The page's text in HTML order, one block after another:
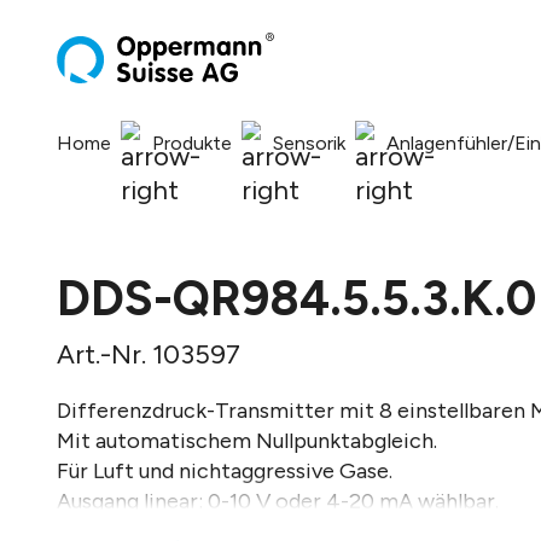
Home Produkte Sensorik Anlagenfühler/
DDS-QR984.5.5.3.K.0
Art.-Nr. 103597
Differenzdruck-Transmitter mit 8 einstellbaren
Mit automatischem Nullpunktabgleich.
Für Luft und nichtaggressive Gase.
Ausgang linear: 0-10 V oder 4-20 mA wählbar.